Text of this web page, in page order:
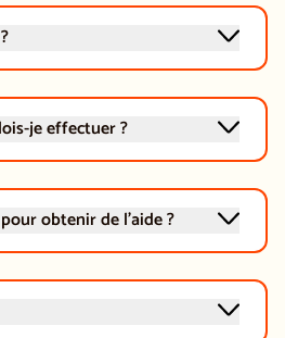
je effectuer ?
obtenir de l'aide ?